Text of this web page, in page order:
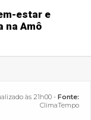
estar e
na Amô
às 21h00 - Fonte:
ClimaTempo